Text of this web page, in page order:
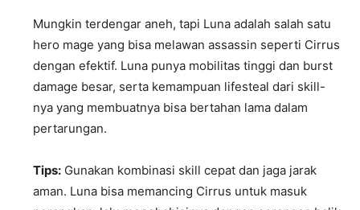
Mungkin terdengar aneh, tapi Luna adalah salah satu
hero mage yang bisa melawan assassin seperti Cirrus
dengan efektif. Luna punya mobilitas tinggi dan burst
damage besar, serta kemampuan lifesteal dari skill-
nya yang membuatnya bisa bertahan lama dalam
pertarungan.
Tips: Gunakan kombinasi skill cepat dan jaga jarak
aman. Luna bisa memancing Cirrus untuk masuk